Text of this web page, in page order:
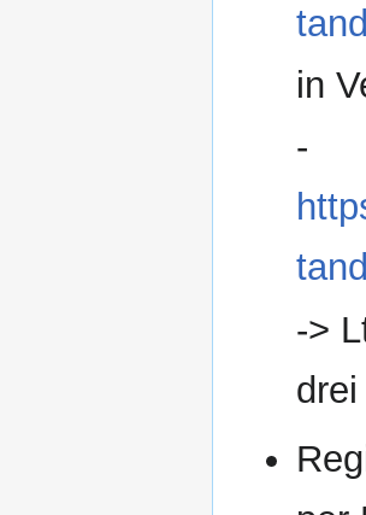
in
-
->